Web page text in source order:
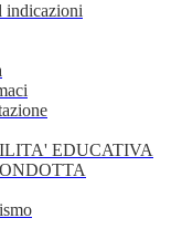
indicazioni
EDUCATIVA